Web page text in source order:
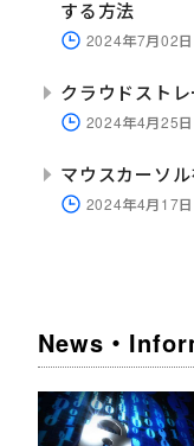
する方法
2024年7月02日
クラウドスト
2024年4月25日
マウスカーソ
2024年4月17日
News・